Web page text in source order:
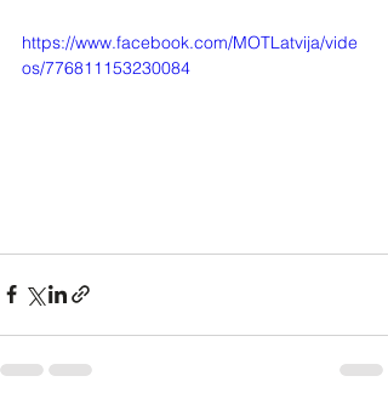
https://www.facebook.com/MOTLatvija/vide
os/776811153230084